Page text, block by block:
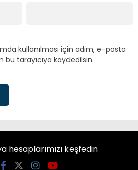
kullanılması için adım, e-posta
tarayıcıya kaydedilsin.
hesaplarımızı keşfedin